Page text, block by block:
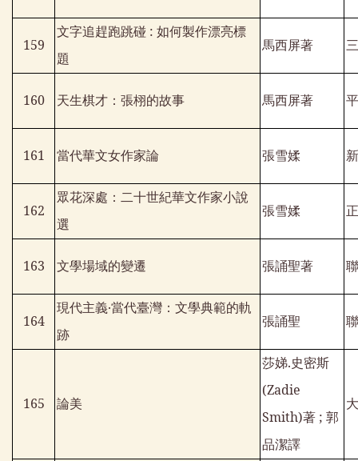
159
文字追趕跑跳碰 : 如何製作漂亮標
題
馬西屏著
160 天生棋才：張栩的故事 馬西屏著
161 當代華文女作家論 張雪媃
162
眾花深處：二十世紀華文作家小說
選
張雪媃
163 文學場域的變遷 張誦聖著
164
現代主義‧當代臺灣：文學典範的軌
跡
張誦聖
165 論美
莎娣.史密斯
(Zadie
Smith)著; 郭
品潔譯